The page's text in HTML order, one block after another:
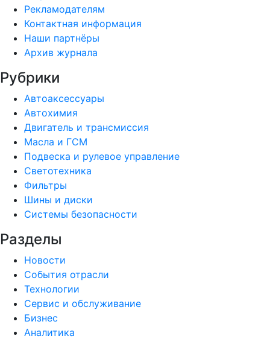
Рекламодателям
Контактная информация
Наши партнёры
Архив журнала
Рубрики
Автоаксессуары
Автохимия
Двигатель и трансмиссия
Масла и ГСМ
Подвеска и рулевое управление
Светотехника
Фильтры
Шины и диски
Системы безопасности
Разделы
Новости
События отрасли
Технологии
Сервис и обслуживание
Бизнес
Аналитика